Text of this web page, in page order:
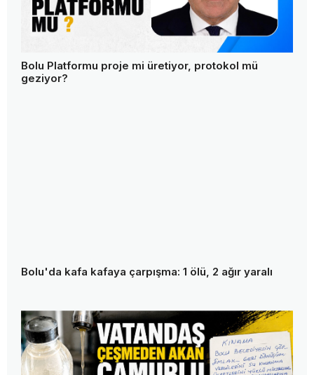
Bolu Platformu proje mi üretiyor, protokol mü
geziyor?
Bolu'da kafa kafaya çarpışma: 1 ölü, 2 ağır yaralı